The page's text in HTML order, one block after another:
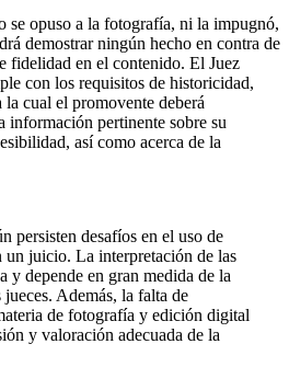
se opuso a la fotografía, ni la impugnó,
demostrar ningún hecho en contra de
fidelidad en el contenido. El Juez
con los requisitos de historicidad,
cual el promovente deberá
información pertinente sobre su
así como acerca de la
persisten desafíos en el uso de
un juicio. La interpretación de las
y depende en gran medida de la
Además, la falta de
de fotografía y edición digital
y valoración adecuada de la